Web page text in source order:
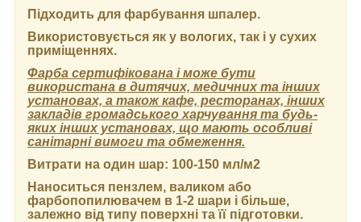
Підходить для фарбування шпалер.
Використовується як у вологих, так і у сухих
приміщеннях.
Фарба сертифікована і може бути
використана в дитячих, медичних та інших
установах, а також кафе, ресторанах, інших
закладів громадського харчування та будь-
яких інших установах, що мають особливі
санітарні вимоги та обмеження.
Витрати на один шар: 100-150 мл/м2
Наноситься пензлем, валиком або
фарбопопилювачем в 1-2 шари і більше,
залежно від типу поверхні та її підготовки.